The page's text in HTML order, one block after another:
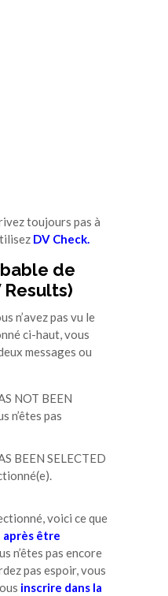
toujours pas à
DV Check.
de
n’avez pas vu le
ci-haut, vous
messages ou
NOT BEEN
n’êtes pas
BEEN SELECTED
voici ce que
après être
n’êtes pas encore
pas espoir, vous
inscrire dans la